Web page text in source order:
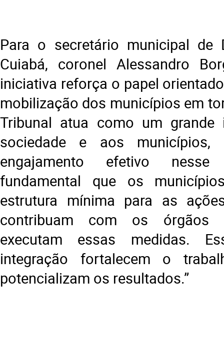
Para o secretário municipal de
Cuiabá, coronel Alessandro
iniciativa reforça o papel
mobilização dos municípios em
Tribunal atua como um
sociedade e aos municípios,
engajamento efetivo
fundamental que os
estrutura mínima para as
contribuam com os órgãos
executam essas medidas.
integração fortalecem o
potencializam os resultados.”